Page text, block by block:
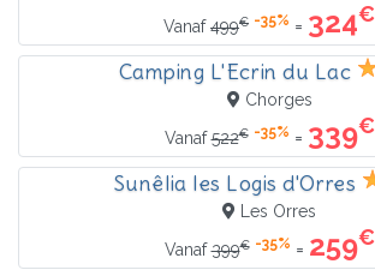
Vanaf499€ -35% = 324€
Camping L'Ecrin du Lac
Chorges
Vanaf522€ -35% = 339€
Sunêlia les Logis d'Orres
Les Orres
Vanaf399€ -35% = 259€